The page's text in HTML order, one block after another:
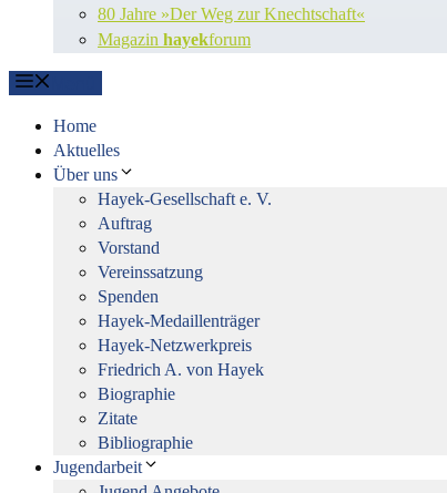
80 Jahre »Der Weg zur Knechtschaft«
Magazin hayekforum
Home
Aktuelles
Über uns
Hayek-Gesellschaft e. V.
Auftrag
Vorstand
Vereinssatzung
Spenden
Hayek-Medaillenträger
Hayek-Netzwerkpreis
Friedrich A. von Hayek
Biographie
Zitate
Bibliographie
Jugendarbeit